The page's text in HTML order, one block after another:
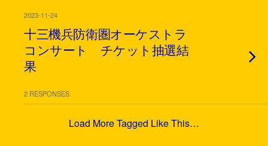
2023-11-24
十三機兵防衛圏オーケストラ
コンサート チケット抽選結
果
2 RESPONSES
Load More Tagged Like This…